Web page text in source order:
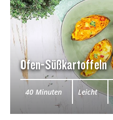
Ofen-Süßkartoffeln
40 Minuten Leicht